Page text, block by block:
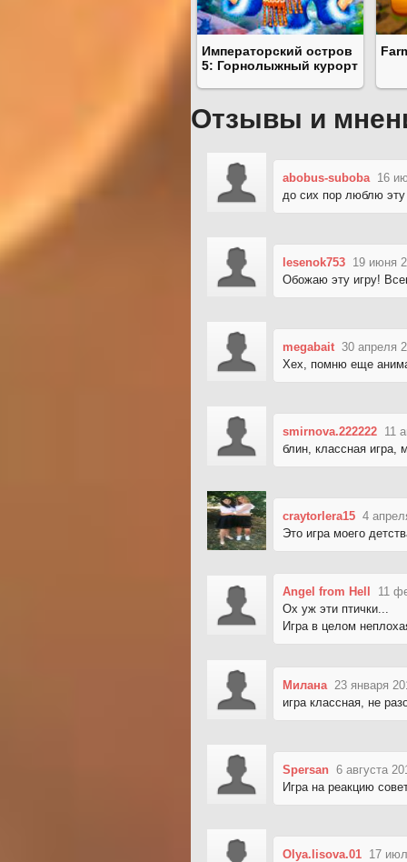
Императорский остров
5: Горнолыжный курорт
Отзывы и
abobus-suboba 16
до сих пор люблю эту
lesenok753 19 июня
Обожаю эту игру!
megabait 30 апреля
Хех, помню еще
smirnova.222222 11
блин, классная игра,
craytorlera15 4
Это игра моего
Angel from Hell
11
Ох уж эти птички...
Игра в целом
Милана 23 января
игра классная, не
Spersan 6 августа
Игра на реакцию
Olya.lisova.01 17